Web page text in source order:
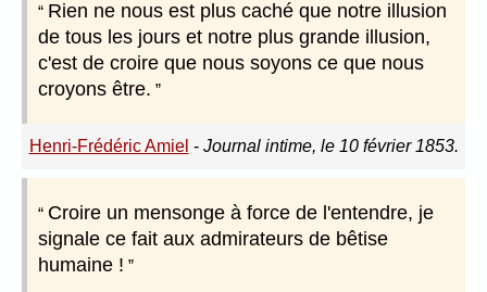
Rien ne nous est plus caché que notre illusion
de tous les jours et notre plus grande illusion,
c'est de croire que nous soyons ce que nous
croyons être.
Henri-Frédéric Amiel - Journal intime, le 10 février 1853.
Croire un mensonge à force de l'entendre, je
signale ce fait aux admirateurs de bêtise
humaine !